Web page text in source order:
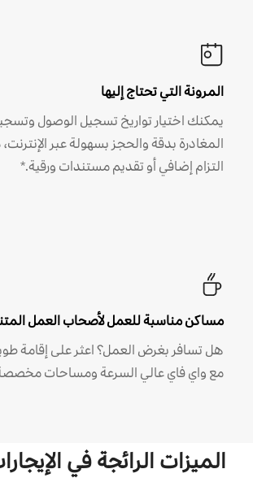
المرونة التي تحتاج إليها
يمكنك اختيار تواريخ تسجيل الوصول
المغادرة بدقة والحجز بسهولة عبر
التزام إضافي أو تقديم مستندات ورقية.*
مساكن مناسبة للعمل لأصحاب العمل
هل تسافر بغرض العمل؟ اعثر على إقامة
مع واي فاي عالي السرعة ومساحات
الميزات الرائجة في